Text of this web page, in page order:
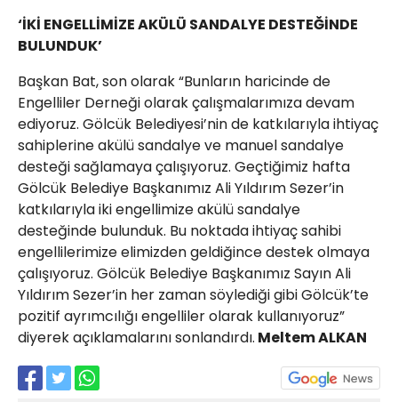
‘İKİ ENGELLİMİZE AKÜLÜ SANDALYE DESTEĞİNDE
BULUNDUK’
Başkan Bat, son olarak “Bunların haricinde de
Engelliler Derneği olarak çalışmalarımıza devam
ediyoruz. Gölcük Belediyesi’nin de katkılarıyla ihtiyaç
sahiplerine akülü sandalye ve manuel sandalye
desteği sağlamaya çalışıyoruz. Geçtiğimiz hafta
Gölcük Belediye Başkanımız Ali Yıldırım Sezer’in
katkılarıyla iki engellimize akülü sandalye
desteğinde bulunduk. Bu noktada ihtiyaç sahibi
engellilerimize elimizden geldiğince destek olmaya
çalışıyoruz. Gölcük Belediye Başkanımız Sayın Ali
Yıldırım Sezer’in her zaman söylediği gibi Gölcük’te
pozitif ayrımcılığı engelliler olarak kullanıyoruz”
diyerek açıklamalarını sonlandırdı. Meltem ALKAN